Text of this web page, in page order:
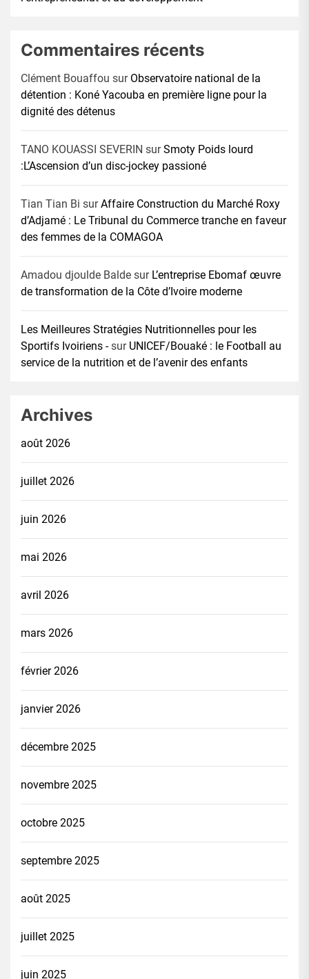
Commentaires récents
Clément Bouaffou sur Observatoire national de la
détention : Koné Yacouba en première ligne pour la
dignité des détenus
TANO KOUASSI SEVERIN surSmoty Poids lourd
:L’Ascension d’un disc-jockey passioné
Tian Tian Bi surAffaire Construction du Marché Roxy
d’Adjamé : Le Tribunal du Commerce tranche en faveur
des femmes de la COMAGOA
Amadou djoulde Balde sur L’entreprise Ebomaf œuvre
de transformation de la Côte d’Ivoire moderne
Les Meilleures Stratégies Nutritionnelles pour les
Sportifs Ivoiriens -sur UNICEF/Bouaké : le Football au
service de la nutrition et de l’avenir des enfants
Archives
août 2026
juillet 2026
juin 2026
mai 2026
avril 2026
mars 2026
février 2026
janvier 2026
décembre 2025
novembre 2025
octobre 2025
septembre 2025
août 2025
juillet 2025
juin 2025